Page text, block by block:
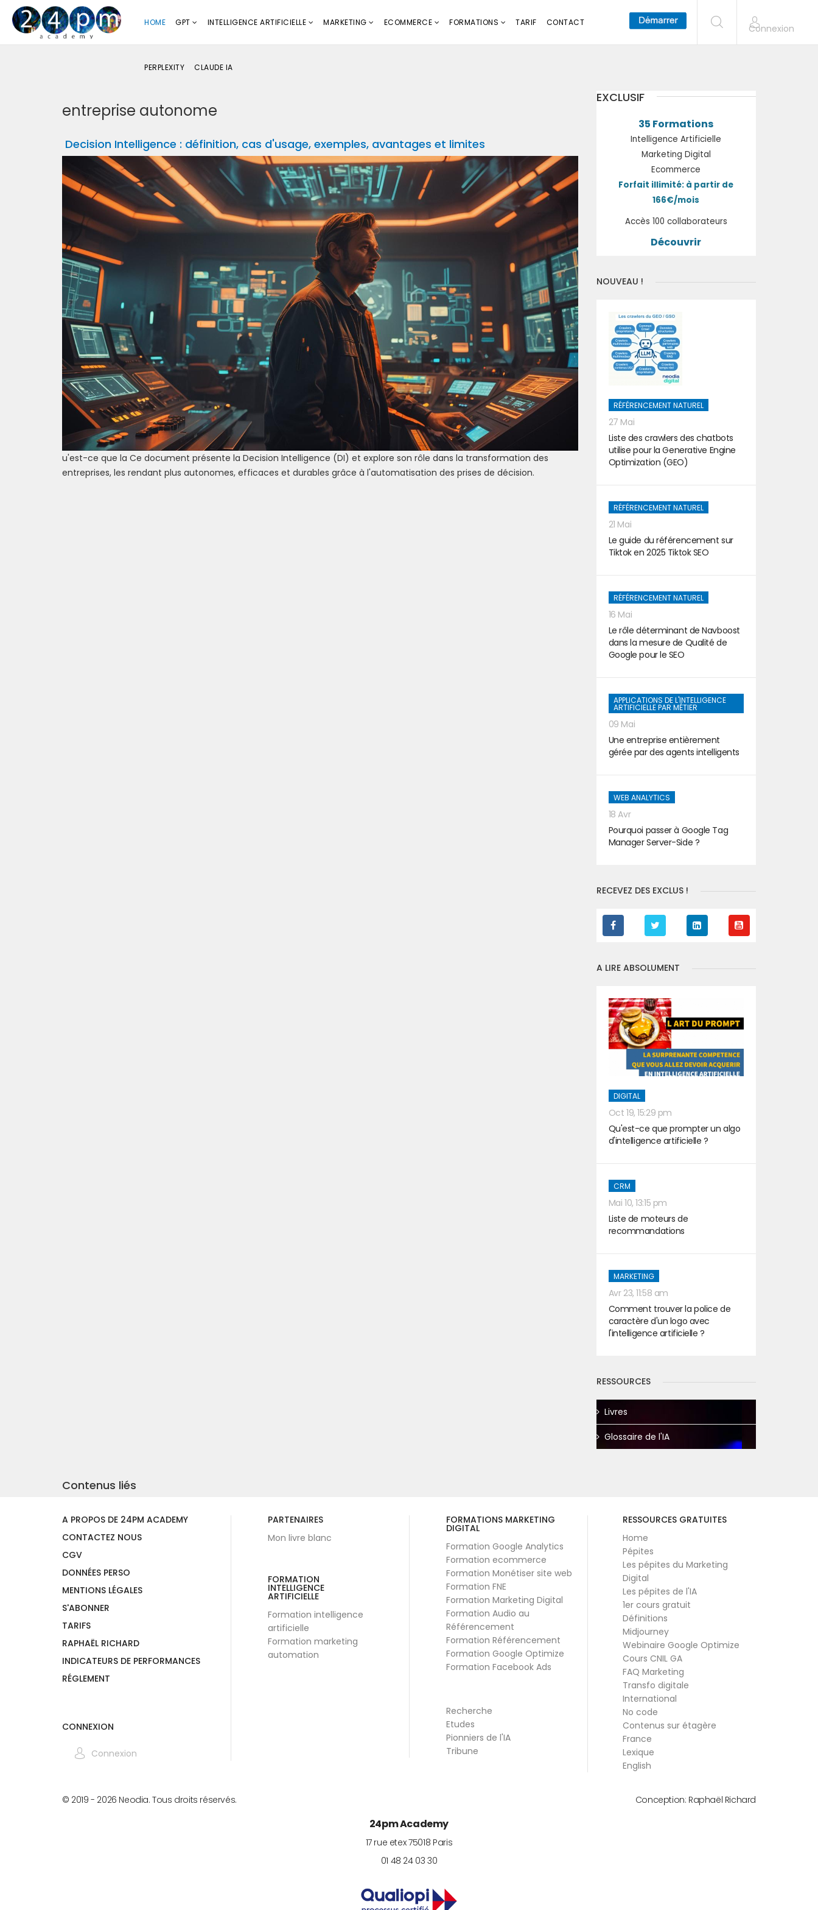
HOME GPT INTELLIGENCE ARTIFICIELLE MARKETING ECOMMERCE FORMATIONS TARIF CONTACT
PERPLEXITY CLAUDE IA
Connexion
entreprise autonome
Decision Intelligence : définition, cas d'usage, exemples, avantages et limites
u'est-ce que la Ce document présente la Decision Intelligence (DI) et explore son rôle dans la transformation des
entreprises, les rendant plus autonomes, efficaces et durables grâce à l'automatisation des prises de décision.
EXCLUSIF
35 Formations
Intelligence Artificielle
Marketing Digital
Ecommerce
Forfait illimité: à partir de
166€/mois
Accès 100 collaborateurs
Découvrir
NOUVEAU !
RÉFÉRENCEMENT NATUREL
27 Mai
Liste des crawlers des chatbots
utilise pour la Generative Engine
Optimization (GEO)
RÉFÉRENCEMENT NATUREL
21 Mai
Le guide du référencement sur
Tiktok en 2025 Tiktok SEO
RÉFÉRENCEMENT NATUREL
16 Mai
Le rôle déterminant de Navboost
dans la mesure de Qualité de
Google pour le SEO
APPLICATIONS DE L'INTELLIGENCE
ARTIFICIELLE PAR MÉTIER
09 Mai
Une entreprise entièrement
gérée par des agents intelligents
WEB ANALYTICS
18 Avr
Pourquoi passer à Google Tag
Manager Server-Side ?
RECEVEZ DES EXCLUS !
A LIRE ABSOLUMENT
DIGITAL
Oct 19, 15:29 pm
Qu'est-ce que prompter un algo
d'intelligence artificielle ?
CRM
Mai 10, 13:15 pm
Liste de moteurs de
recommandations
MARKETING
Avr 23, 11:58 am
Comment trouver la police de
caractère d'un logo avec
l'intelligence artificielle ?
RESSOURCES
Livres
Glossaire de l'IA
Contenus liés
A PROPOS DE 24PM ACADEMY
CONTACTEZ NOUS
CGV
DONNÉES PERSO
MENTIONS LÉGALES
S'ABONNER
TARIFS
RAPHAËL RICHARD
INDICATEURS DE PERFORMANCES
RÉGLEMENT
CONNEXION
Connexion
PARTENAIRES
Mon livre blanc
FORMATION
INTELLIGENCE
ARTIFICIELLE
Formation intelligence
artificielle
Formation marketing
automation
FORMATIONS MARKETING
DIGITAL
Formation Google Analytics
Formation ecommerce
Formation Monétiser site web
Formation FNE
Formation Marketing Digital
Formation Audio au
Référencement
Formation Référencement
Formation Google Optimize
Formation Facebook Ads
Recherche
Etudes
Pionniers de l'IA
Tribune
RESSOURCES GRATUITES
Home
Pépites
Les pépites du Marketing
Digital
Les pépites de l'IA
1er cours gratuit
Définitions
Midjourney
Webinaire Google Optimize
Cours CNIL GA
FAQ Marketing
Transfo digitale
International
No code
Contenus sur étagère
France
Lexique
English
© 2019 - 2026 Neodia. Tous droits réservés. Conception: Raphaël Richard
24pm Academy
17 rue etex 75018 Paris
01 48 24 03 30